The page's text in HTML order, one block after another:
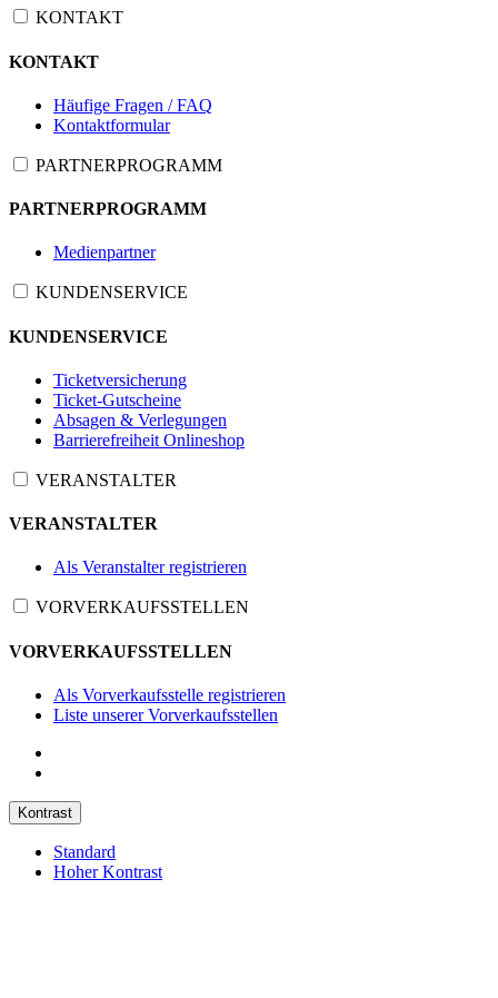
KONTAKT
KONTAKT
Häufige Fragen / FAQ
Kontaktformular
PARTNERPROGRAMM
PARTNERPROGRAMM
Medienpartner
KUNDENSERVICE
KUNDENSERVICE
Ticketversicherung
Ticket-Gutscheine
Absagen & Verlegungen
Barrierefreiheit Onlineshop
VERANSTALTER
VERANSTALTER
Als Veranstalter registrieren
VORVERKAUFSSTELLEN
VORVERKAUFSSTELLEN
Als Vorverkaufsstelle registrieren
Liste unserer Vorverkaufsstellen
Kontrast
Standard
Hoher Kontrast